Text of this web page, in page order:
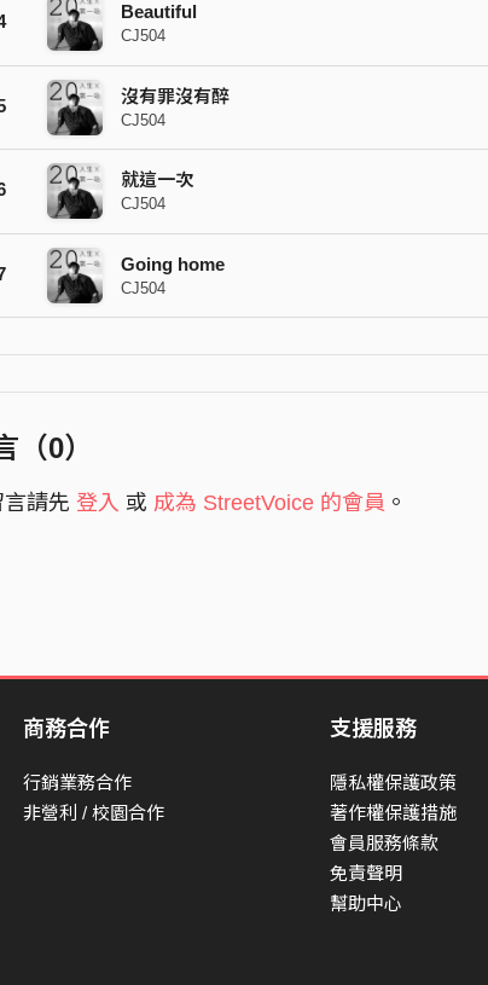
Beautiful
CJ504
沒有罪沒有醉
CJ504
就這一次
CJ504
Going home
CJ504
（0）
請先 登入 或 成為 StreetVoice 的會員 。
商務合作
行銷業務合作
非營利 / 校園合作
支援服務
隱私權保護政策
著作權保護措施
會員服務條款
免責聲明
幫助中心